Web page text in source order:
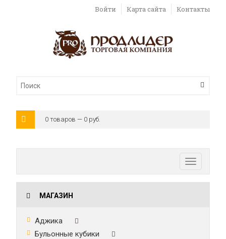
Войти Карта сайта Контакты
0 товаров — 0 руб.
Toggle
navigation
МАГАЗИН
Аджика
Бульонные кубики